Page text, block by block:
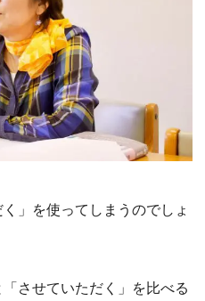
」を使ってしまうのでしょ
させていただく」を比べる